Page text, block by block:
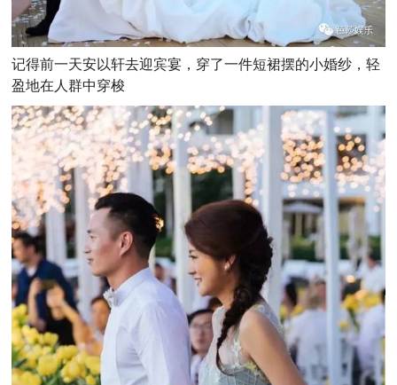
记得前一天安以轩去迎宾宴，穿了一件短裙摆的小婚纱，轻
盈地在人群中穿梭